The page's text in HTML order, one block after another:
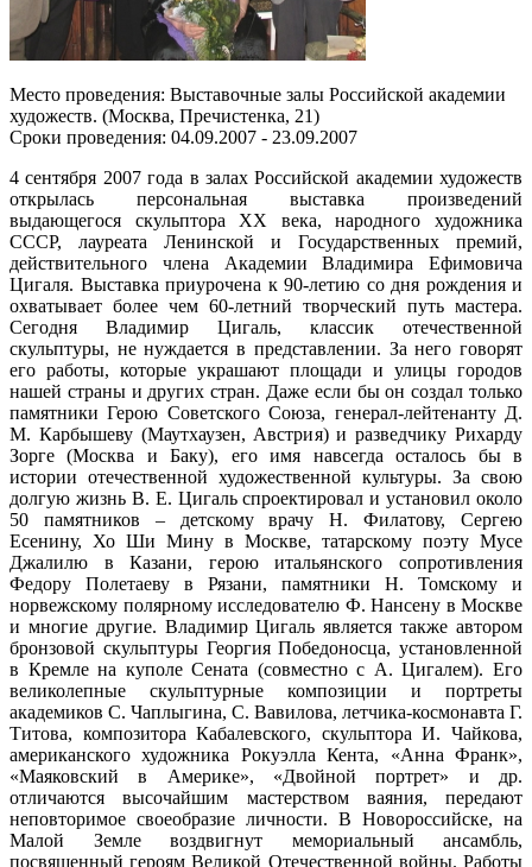
Место проведения: Выставочные залы Российской академии
художеств. (Москва, Пречистенка, 21)
Сроки проведения: 04.09.2007 - 23.09.2007
4 сентября 2007 года в залах Российской академии художеств
открылась персональная выставка произведений
выдающегося скульптора ХХ века, народного художника
СССР, лауреата Ленинской и Государственных премий,
действительного члена Академии Владимира Ефимовича
Цигаля. Выставка приурочена к 90-летию со дня рождения и
охватывает более чем 60-летний творческий путь мастера.
Сегодня Владимир Цигаль, классик отечественной
скульптуры, не нуждается в представлении. За него говорят
его работы, которые украшают площади и улицы городов
нашей страны и других стран. Даже если бы он создал только
памятники Герою Советского Союза, генерал-лейтенанту Д.
М. Карбышеву (Маутхаузен, Австрия) и разведчику Рихарду
Зорге (Москва и Баку), его имя навсегда осталось бы в
истории отечественной художественной культуры. За свою
долгую жизнь В. Е. Цигаль спроектировал и установил около
50 памятников – детскому врачу Н. Филатову, Сергею
Есенину, Хо Ши Мину в Москве, татарскому поэту Мусе
Джалилю в Казани, герою итальянского сопротивления
Федору Полетаеву в Рязани, памятники Н. Томскому и
норвежскому полярному исследователю Ф. Нансену в Москве
и многие другие. Владимир Цигаль является также автором
бронзовой скульптуры Георгия Победоносца, установленной
в Кремле на куполе Сената (совместно с А. Цигалем). Его
великолепные скульптурные композиции и портреты
академиков С. Чаплыгина, С. Вавилова, летчика-космонавта Г.
Титова, композитора Кабалевского, скульптора И. Чайкова,
американского художника Рокуэлла Кента, «Анна Франк»,
«Маяковский в Америке», «Двойной портрет» и др.
отличаются высочайшим мастерством ваяния, передают
неповторимое своеобразие личности. В Новороссийске, на
Малой Земле воздвигнут мемориальный ансамбль,
посвященный героям Великой Отечественной войны. Работы